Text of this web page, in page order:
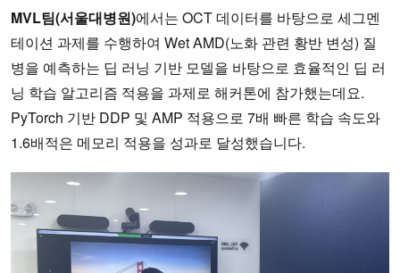
MVL팀(서울대병원)에서는 OCT 데이터를 바탕으로 세그멘
테이션 과제를 수행하여 Wet AMD(노화 관련 황반 변성) 질
병을 예측하는 딥 러닝 기반 모델을 바탕으로 효율적인 딥 러
닝 학습 알고리즘 적용을 과제로 해커톤에 참가했는데요.
PyTorch 기반 DDP 및 AMP 적용으로 7배 빠른 학습 속도와
1.6배적은 메모리 적용을 성과로 달성했습니다.